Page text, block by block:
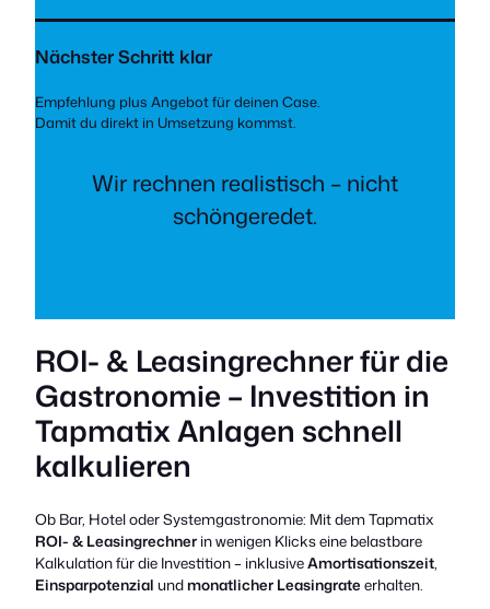
Nächster Schritt klar
Empfehlung plus Angebot für deinen Case.
Damit du direkt in Umsetzung kommst.
Wir rechnen realistisch – nicht
schöngeredet.
ROI- & Leasingrechner für die
Gastronomie – Investition in
Tapmatix Anlagen schnell
kalkulieren
Ob Bar, Hotel oder Systemgastronomie: Mit dem Tapmatix
ROI- & Leasingrechner in wenigen Klicks eine belastbare
Kalkulation für die Investition – inklusiveAmortisationszeit
Einsparpotenzial und monatlicher Leasingrate erhalten.